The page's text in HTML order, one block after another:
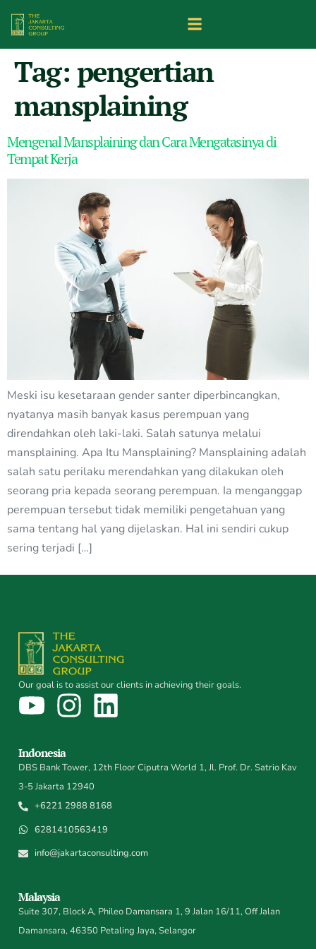
Tag: pengertian
mansplaining
Mengenal Mansplaining dan Cara Mengatasinya di
Tempat Kerja
Meski isu kesetaraan gender santer diperbincangkan,
nyatanya masih banyak kasus perempuan yang
direndahkan oleh laki-laki. Salah satunya melalui
mansplaining. Apa Itu Mansplaining? Mansplaining adalah
salah satu perilaku merendahkan yang dilakukan oleh
seorang pria kepada seorang perempuan. Ia menganggap
perempuan tersebut tidak memiliki pengetahuan yang
sama tentang hal yang dijelaskan. Hal ini sendiri cukup
sering terjadi […]
Our goal is to assist our clients in achieving their goals.
Indonesia
DBS Bank Tower, 12th Floor Ciputra World 1, Jl. Prof. Dr. Satrio Kav
3-5 Jakarta 12940
+6221 2988 8168
6281410563419
info@jakartaconsulting.com
Malaysia
Suite 307, Block A, Phileo Damansara 1, 9 Jalan 16/11, Off Jalan
Damansara, 46350 Petaling Jaya, Selangor